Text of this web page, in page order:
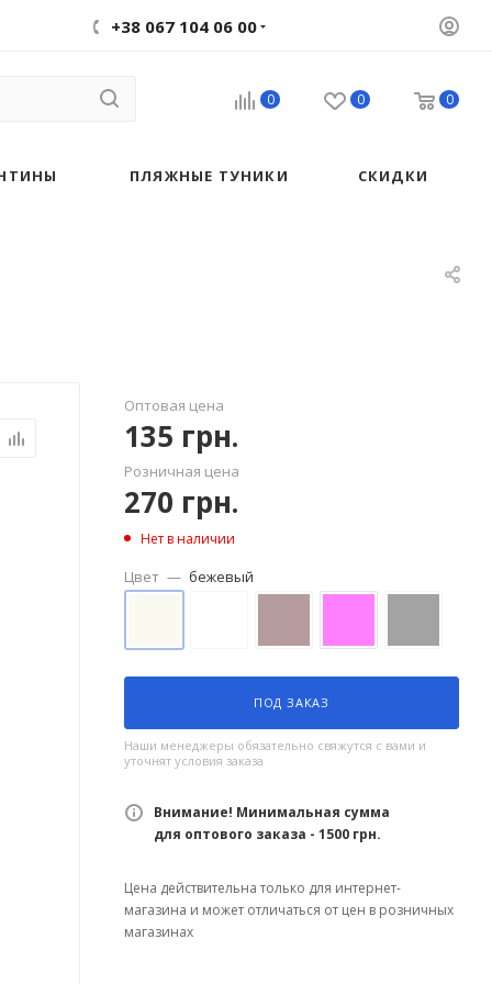
+38 067 104 06 00
0 0 0
ПЛЯЖНЫЕ ТУНИКИ СКИДКИ
Оптовая цена
135 грн.
Розничная цена
270 грн.
Нет в наличии
Цвет — бежевый
ПОД ЗАКАЗ
Наши менеджеры обязательно свяжутся с вами и
уточнят условия заказа
Внимание! Минимальная сумма
для оптового заказа - 1500 грн.
Цена действительна только для интернет-
магазина и может отличаться от цен в розничных
магазинах